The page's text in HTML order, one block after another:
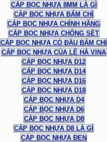
CÁP BỌC NHỰA 8MM LÀ GÌ
CÁP BỌC NHỰA BẤM CHÌ
CÁP BỌC NHỰA CHÍNH HÃNG
CÁP BỌC NHỰA CHỐNG SÉT
CÁP BỌC NHỰA CÓ ĐẦU BẤM CHÌ
CÁP BỌC NHỰA CỦA LÊ HÀ VINA
CÁP BỌC NHỰA D12
CÁP BỌC NHỰA D14
CÁP BỌC NHỰA D16
CÁP BỌC NHỰA D18
CÁP BỌC NHỰA D4
CÁP BỌC NHỰA D6
CÁP BỌC NHỰA D8
CÁP BỌC NHỰA D8 LÀ GÌ
CÁP BỌC NHỰA ĐEN